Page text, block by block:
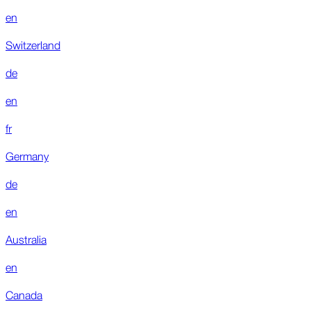
en
Switzerland
de
en
fr
Germany
de
en
Australia
en
Canada